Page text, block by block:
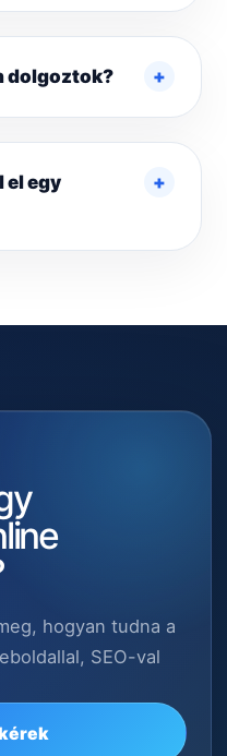
dolgoztok?
el egy
hogyan tudna a
SEO-val